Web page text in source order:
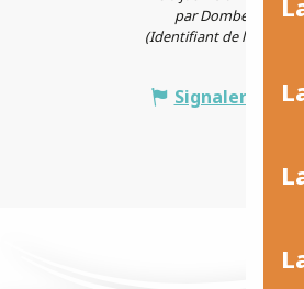
par Dombes
(Identifiant de l'offre :
Signaler une